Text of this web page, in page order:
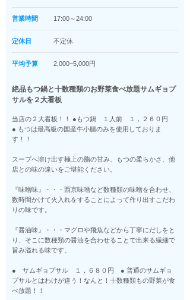
営業時間 17:00～24:00
定休日 不定休
平均予算 2,000~5,000円
絶品もつ鍋と十数種類のお野菜食べ放題サムギョプ
サルを２大看板
当店の２大看板！！ ●もつ鍋 １人前 １，２６０円
● もつは最高級の国産牛小腸のみを使用しておりま
す！！
スープへ溶け出す極上の脂の甘み、もつの柔らかさ、他
店との味の違いをご堪能ください。
『味噌味』・・・西京味噌など数種類の味噌を合わせ、
数時間かけて火入れをすることによって作り出すこだわ
りの味です。
『醤油味』・・・マグロや飛魚などから丁寧にだしをと
り、そこに数種類の醤油を合わせることで出来る繊細で
旨み溢れる味です。
● サムギョプサル １，６８０円 ● 普通のサムギョ
プサルとはわけが違う！なんと！十数種類もの野菜が食
べ放題！！